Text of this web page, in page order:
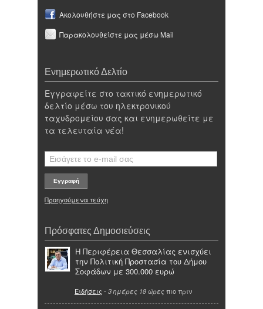
Ακολουθήστε μας στο Facebook
Παρακολουθείστε μας μέσω Mail
Ενημερωτικό Δελτίο
Εγγραφείτε στο τακτικό ενημερωτικό
δελτίο μέσω του ηλεκτρονικού
ταχυδρομείου σας και ενημερωθείτε με
τα τελευταία νέα!
Προηγούμενα τεύχη
Πρόσφατες Δημοσιεύσεις
Η Περιφέρεια Θεσσαλίας ενισχύει
την Πολιτική Προστασία του Δήμου
Σοφάδων με 300.000 ευρώ
Ειδήσεις - 3 ημέρες 18 ώρες πιο πριν